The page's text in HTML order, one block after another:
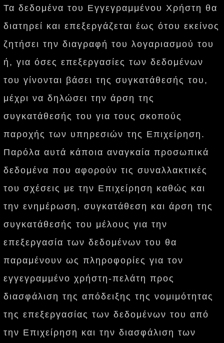
Τα δεδομένα του Εγγεγραμμένου Χρήστη θα
διατηρεί και επεξεργάζεται έως ότου εκείνος
ζητήσει την διαγραφή του λογαριασμού του
ή, για όσες επεξεργασίες των δεδομένων
του γίνονται βάσει της συγκατάθεσής του,
μέχρι να δηλώσει την άρση της
συγκατάθεσής του για τους σκοπούς
παροχής των υπηρεσιών της Επιχείρηση.
Παρόλα αυτά κάποια αναγκαία προσωπικά
δεδομένα που αφορούν τις συναλλακτικές
του σχέσεις με την Επιχείρηση καθώς και
την ενημέρωση, συγκατάθεση και άρση της
συγκατάθεσής του μέλους για την
επεξεργασία των δεδομένων του θα
παραμένουν ως πληροφορίες για τον
εγγεγραμμένο χρήστη-πελάτη προς
διασφάλιση της απόδειξης της νομιμότητας
της επεξεργασίας των δεδομένων του από
την Επιχείρηση και την διασφάλιση των